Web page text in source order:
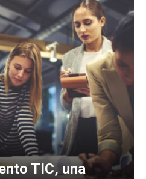
TIC, una